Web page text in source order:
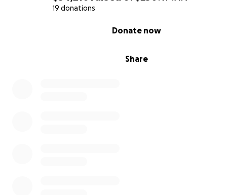
19 donations
Share
Donate now